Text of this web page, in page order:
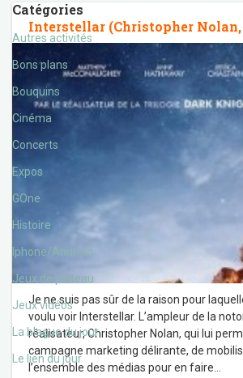
Catégories
Autres activités
Bons plans
Bouquins
Cinéma
Concerts
Expos
GOne
Histoire
Iphone/Androïd
Jeux de plateau
Jeux vidéos
La blague du jour
Le lien du jour
Interstellar (Christopher Nolan,
Je ne suis pas sûr de la raison pour
voulu voir Interstellar. L’ampleur de la
réalisateur, Christopher Nolan, qui lui
campagne marketing délirante, de
l’ensemble des médias pour en faire